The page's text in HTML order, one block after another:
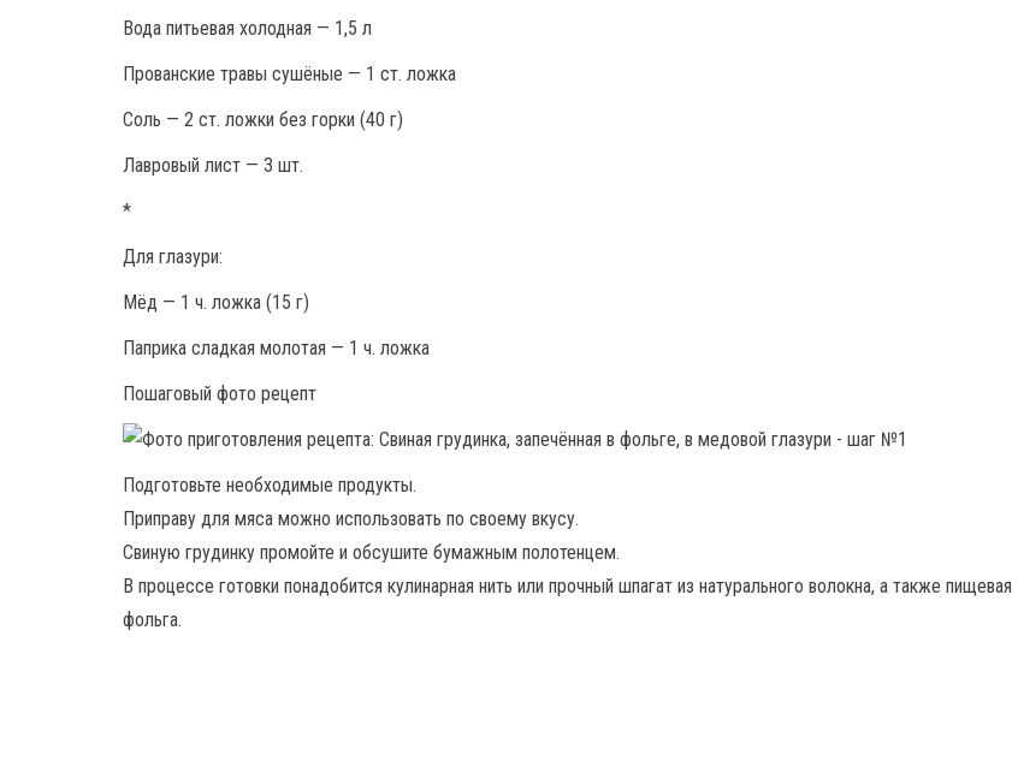
Вода питьевая холодная — 1,5 л
Прованские травы сушёные — 1 ст. ложка
Соль — 2 ст. ложки без горки (40 г)
Лавровый лист — 3 шт.
*
Для глазури:
Мёд — 1 ч. ложка (15 г)
Паприка сладкая молотая — 1 ч. ложка
Пошаговый фото рецепт
Подготовьте необходимые продукты.
Приправу для мяса можно использовать по своему вкусу.
Свиную грудинку промойте и обсушите бумажным полотенцем.
В процессе готовки понадобится кулинарная нить или прочный шпагат из натурального волокна, а также пищевая
фольга.